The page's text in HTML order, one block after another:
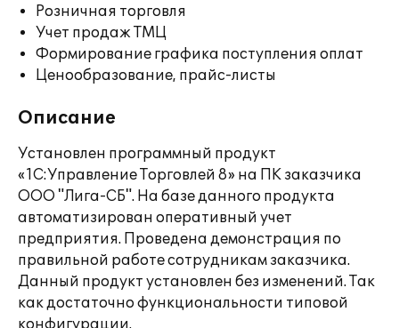
Розничная торговля
Учет продаж ТМЦ
Формирование графика поступления оплат
Ценообразование, прайс-листы
Описание
Установлен программный продукт
«1С:Управление Торговлей 8» на ПК заказчика
ООО "Лига-СБ". На базе данного продукта
автоматизирован оперативный учет
предприятия. Проведена демонстрация по
правильной работе сотрудникам заказчика.
Данный продукт установлен без изменений. Так
как достаточно функциональности типовой
конфигурации.